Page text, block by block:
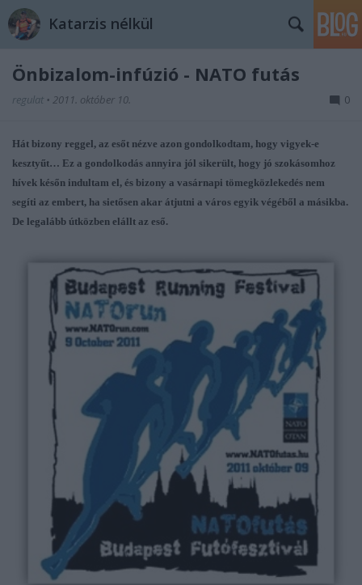
Katarzis nélkül
Önbizalom-infúzió - NATO futás
regulat • 2011. október 10. 0
Hát bizony reggel, az esőt nézve azon gondolkodtam, hogy vigyek-e
kesztyűt… Ez a gondolkodás annyira jól sikerült, hogy jó szokásomhoz
hívek későn indultam el, és bizony a vasárnapi tömegközlekedés nem
segíti az embert, ha sietősen akar átjutni a város egyik végéből a másikba.
De legalább útközben elállt az eső.